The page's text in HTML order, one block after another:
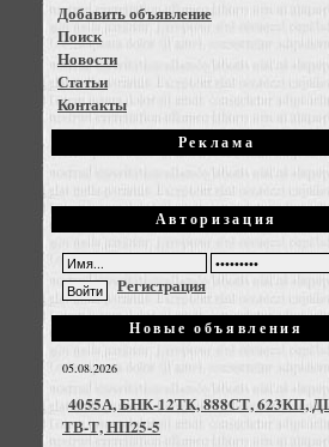
Добавить объявление
Поиск
Новости
Статьи
Контакты
Реклама
Авторизация
Регистрация
Новые объявления
05.08.2026
4055А, БНК-12ТК, 888СТ, 623КП,
ТВ-Т, НП25-5